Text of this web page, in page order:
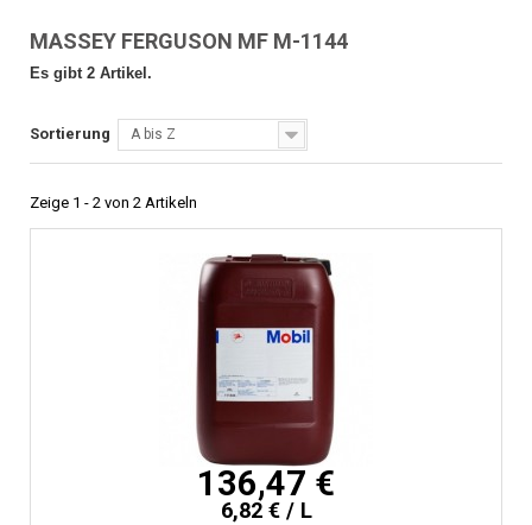
MASSEY FERGUSON MF M-1144
Es gibt 2 Artikel.
Sortierung A bis Z
Zeige 1 - 2 von 2 Artikeln
136,47 €
6,82 € / L